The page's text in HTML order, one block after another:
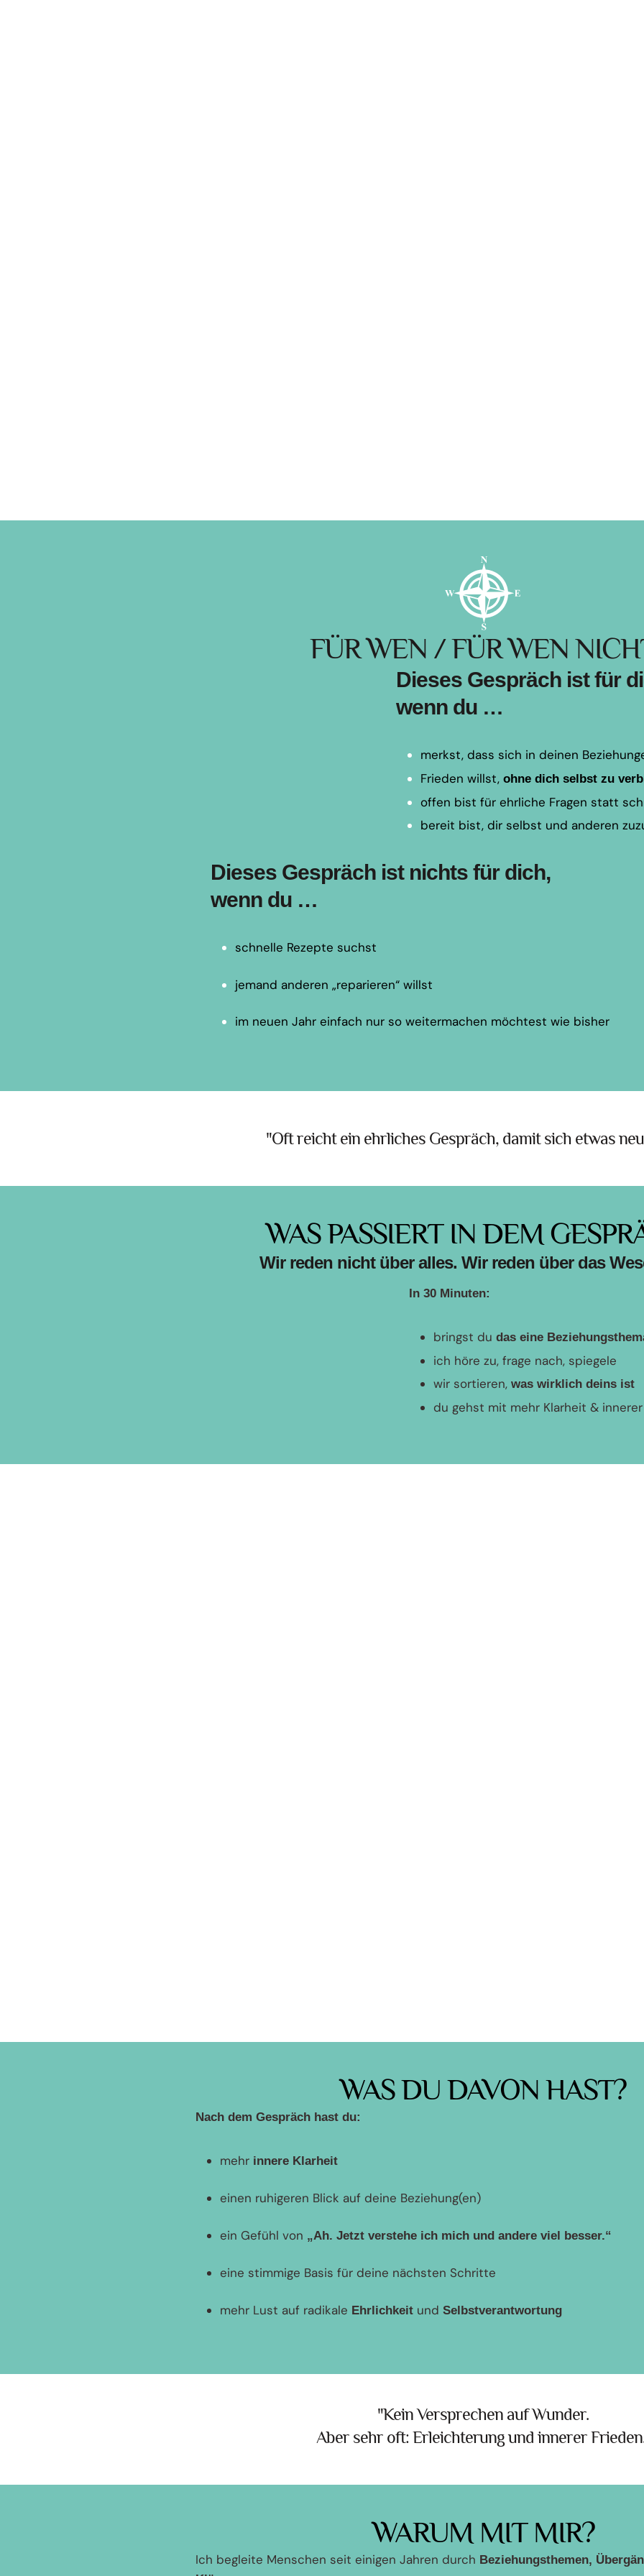
FÜR WEN / FÜR WEN
Dieses Gespräch ist für
wenn du …
merkst, dass sich in deinen
Frieden willst,ohne dich selbst zu
offen bist für ehrliche Fragen statt
bereit bist, dir selbst und anderen
Dieses Gespräch ist nichts für dich,
wenn du …
schnelle Rezepte suchst
jemand anderen „reparieren“ willst
im neuen Jahr einfach nur so weitermachen möchtest wie bisher
"Oft reicht ein ehrliches Gespräch, damit sich etwas
WAS PASSIERT IN DEM
Wir reden nicht über alles. Wir reden über das
In 30 Minuten:
bringst du das eine
ich höre zu, frage nach, spiegele
wir sortieren, was wirklich deins ist
du gehst mit mehr Klarheit & innerer
WAS DU DAVON HAST?
Nach dem Gespräch hast du:
mehr innere Klarheit
einen ruhigeren Blick auf deine Beziehung(en)
ein Gefühl von „Ah. Jetzt verstehe ich mich und andere viel besser.“
eine stimmige Basis für deine nächsten Schritte
mehr Lust auf radikale Ehrlichkeit und Selbstverantwortung
"Kein Versprechen auf Wunder.
Aber sehr oft: Erleichterung und innerer
WARUM MIT MIR?
Ich begleite Menschen seit einigen Jahren durch Beziehungsthemen,